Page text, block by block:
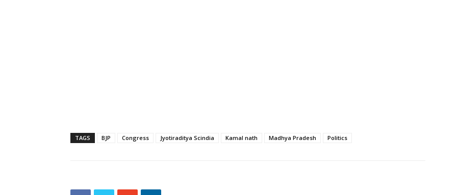
TAGS BJP Congress Jyotiraditya Scindia Kamal nath Madhya Pradesh Politics